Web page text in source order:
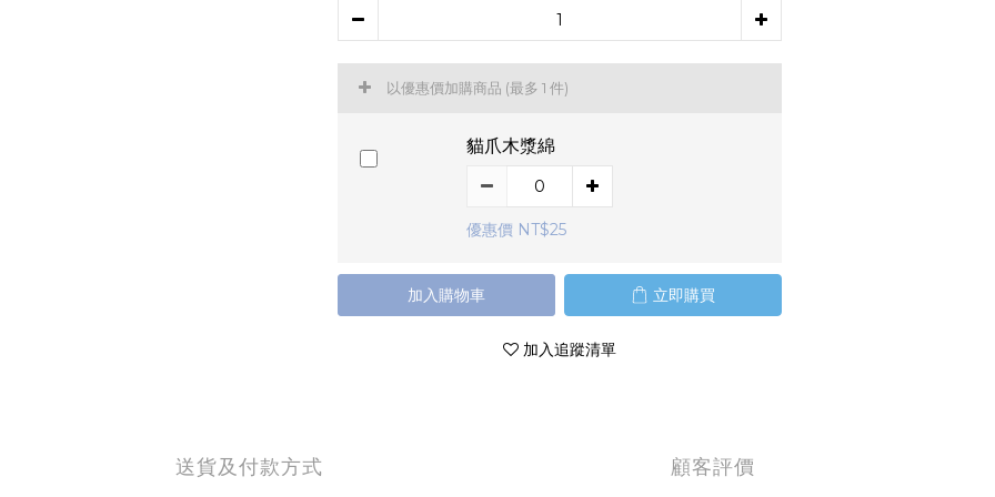
以優惠價加購商品 (最多 1 件)
貓爪木漿綿
優惠價 NT$25
加入購物車 立即購買
加入追蹤清單
送貨及付款方式 顧客評價